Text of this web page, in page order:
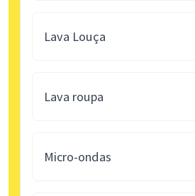
Lava Louça
Lava roupa
Micro-ondas